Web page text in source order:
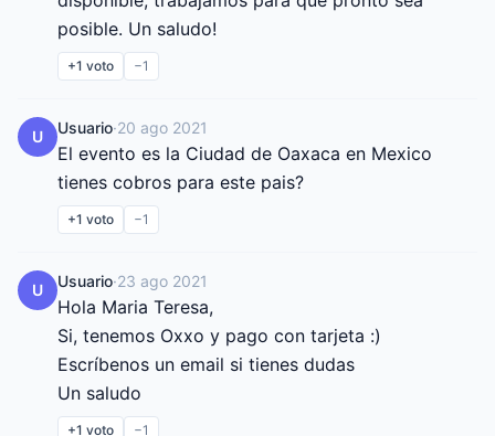
posible. Un saludo!
+1 voto −1
U Usuario·20 ago 2021
El evento es la Ciudad de Oaxaca en Mexico
tienes cobros para este pais?
+1 voto −1
U Usuario·23 ago 2021
Hola Maria Teresa,
Si, tenemos Oxxo y pago con tarjeta :)
Escríbenos un email si tienes dudas
Un saludo
+1 voto −1